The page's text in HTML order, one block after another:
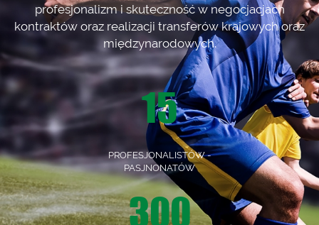
profesjonalizm i skuteczność w negocjacjach
kontraktów oraz realizacji transferów krajowych oraz
międzynarodowych.
15
PROFESJONALISTÓW -
PASJNONATÓW
300